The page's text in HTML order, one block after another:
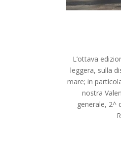
L’ottava
leggera, sulla
mare; in
nostra
generale, 2^